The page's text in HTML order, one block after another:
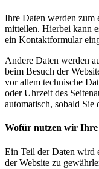
Ihre Daten werden zum
mitteilen. Hierbei kann
ein Kontaktformular
Andere Daten werden
beim Besuch der
vor allem technische
oder Uhrzeit des
automatisch, sobald Sie
Wofür nutzen wir Ihre
Ein Teil der Daten wird
der Website zu